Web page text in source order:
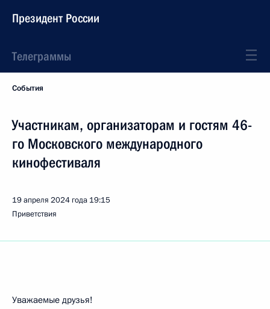
Президент России
Телеграммы
События
Участникам, организаторам и гостям 46-
го Московского международного
кинофестиваля
19 апреля 2024 года 19:15
Приветствия
Уважаемые друзья!